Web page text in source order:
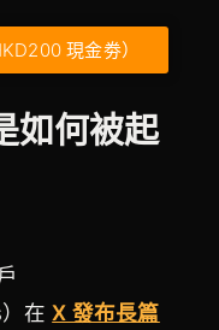
現金劵）
如何被起
）在X 發布長篇